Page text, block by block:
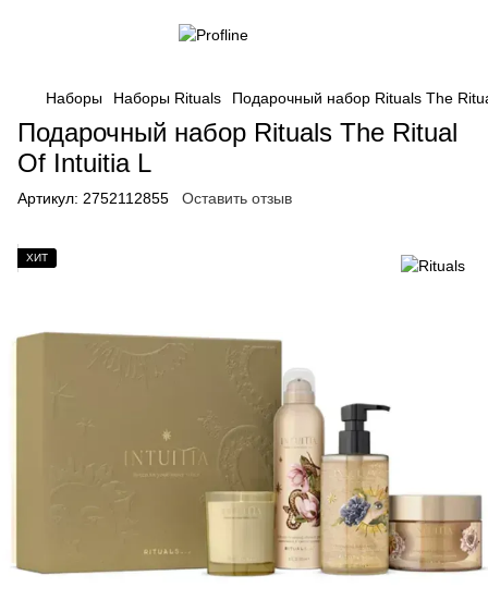
Наборы Наборы Rituals Подарочный набор Rituals The
Подарочный набор Rituals The Ritual
Of Intuitia L
Артикул: 2752112855 Оставить отзыв
ХИТ